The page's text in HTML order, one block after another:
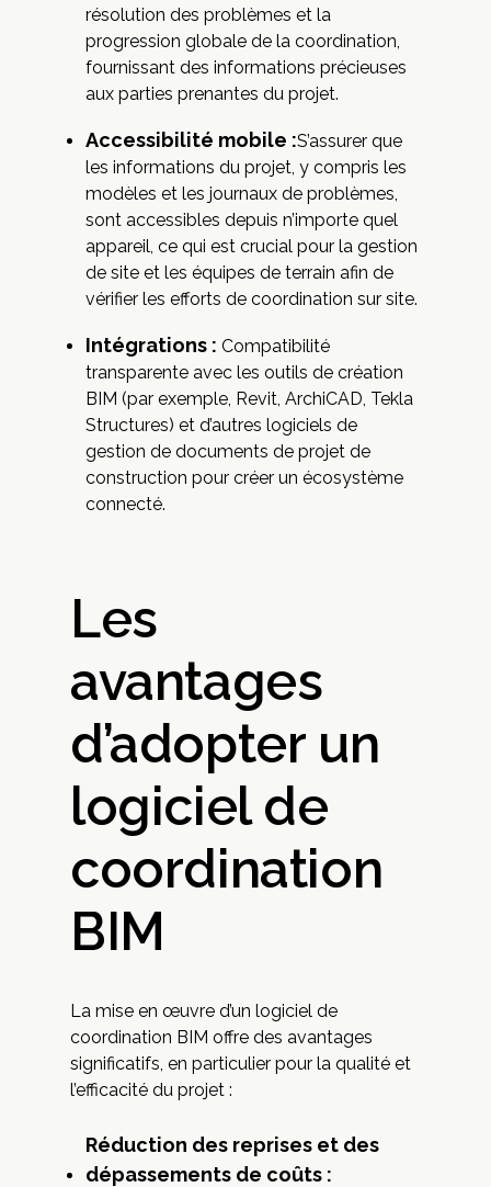
résolution des problèmes et la
progression globale de la coordination,
fournissant des informations précieuses
aux parties prenantes du projet.
Accessibilité mobile :S’assurer que
les informations du projet, y compris les
modèles et les journaux de problèmes,
sont accessibles depuis n’importe quel
appareil, ce qui est crucial pour la gestion
de site et les équipes de terrain afin de
vérifier les efforts de coordination sur site.
Intégrations : Compatibilité
transparente avec les outils de création
BIM (par exemple, Revit, ArchiCAD, Tekla
Structures) et d’autres logiciels de
gestion de documents de projet de
construction pour créer un écosystème
connecté.
Les
avantages
d’adopter un
logiciel de
coordination
BIM
La mise en œuvre d’un logiciel de
coordination BIM offre des avantages
significatifs, en particulier pour la qualité et
l’efficacité du projet :
Réduction des reprises et des
dépassements de coûts :